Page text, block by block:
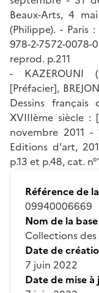
Beaux-Arts, 4
(Philippe). - Paris
978-2-7572-
reprod. p.211
- KAZEROUNI
[Préfacier],
Dessins
XVIIIème siècle :
novembre 2011
Editions d'art,
p.13 et p.48, cat.
Référence de
09940006669
Nom de la base
Collections des
Date de
7 juin 2022
Date de mise à